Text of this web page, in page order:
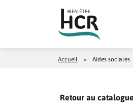
Accueil > Aides sociales
Retour au